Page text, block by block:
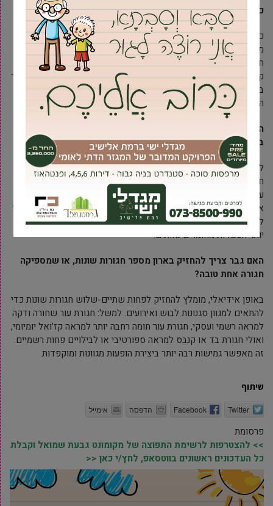
כיצד אוכל לדעת מהי מידת החגורה הנכונה עבורי?
כלל אצבע נפוץ הוא לבחור חגורה הגדולה במידה אחת או שתיים
חגורה מידה 34 או 36 עשויה להתאים). דרך נוספת היא למדוד חגורה
קיימת שמתאימה לך היטב, מקצה האבזם (לא כולל הלשונית) ועד לחור
בו אתה נוהג לסגור אותה. באופן אידיאלי, החגורה צריכה להיסגר על
החור האמצעי שלה, מה שמשאיר מספיק “זנב” אך לא יותר מדי.
האם חגורה יקרה יותר היא בהכרח טובה יותר, והאם כדאי להשקיע
בחגורה איכותית?
לא תמיד המחיר הגבוה ביותר מעיד על האיכות הטובה ביותר, אך לרוב,
חגורות איכותיות העשויות מעור מלא (Full-grain leather) ועם אבזמים
עמידים, יהיו יקרות יותר ויחזיקו מעמד זמן רב יותר. השקעה בחגורה
איכותית יכולה להיות משתלמת בטווח הארוך, שכן היא תיראה טוב יותר
לאורך זמן, תשמור על צורתה, ולא תתבלה במהירות כמו חגורות זולות
יותר העשויות מחומרים נחותים.
האם גבר צריך להחזיק בארון מספר חגורות שונות, או שמספיקה
חגורה אחת טובה?
באופן אידיאלי, מומלץ להחזיק לפחות שתיים-שלוש חגורות שונות כדי
להתאים למגוון סגנונות לבוש ואירועים. למשל: חגורת עור שחורה ודקה
למראה רשמי ועסקי, חגורת עור חומה רחבה יותר למראה קז’ואל יומיומי,
ואולי חגורת בד או קנבס למראה ספורטיבי או לבילויים פחות רשמיים.
זה מאפשר גמישות רבה יותר ביצירת הופעות מגוונות ומוקפדות.
שיתוף
Twitter
Facebook הדפסה אימייל
פרסומת
>> להצטרפות לרשימת התפוצה של מקומונט גבעת שמואל וקבלת
כל העדכונים ראשונים בווטסאפ, לחץ/י כאן <<